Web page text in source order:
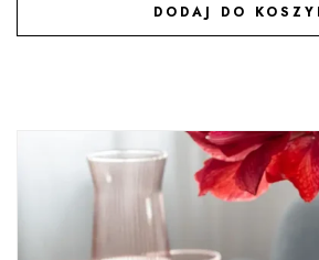
DODAJ DO
DODAJ DO